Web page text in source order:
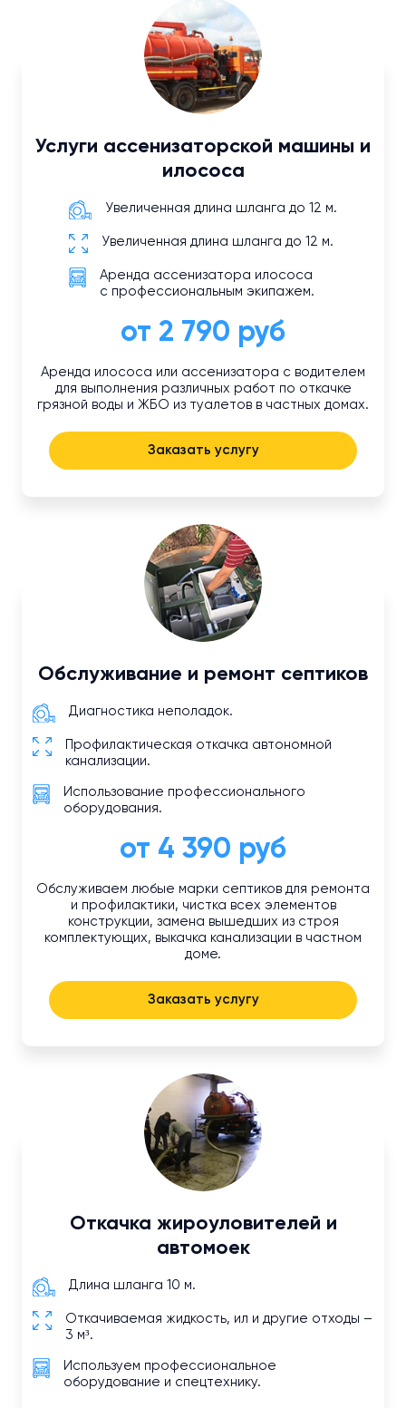
Услуги ассенизаторской машины и
илососа
Увеличенная длина шланга до 12 м.
Увеличенная длина шланга до 12 м.
Аренда ассенизатора илососа
с профессиональным экипажем.
от 2 790 руб
Аренда илососа или ассенизатора с водителем
для выполнения различных работ по откачке
грязной воды и ЖБО из туалетов в частных домах.
Заказать услугу
Обслуживание и ремонт септиков
Диагностика неполадок.
Профилактическая откачка автономной
канализации.
Использование профессионального
оборудования.
от 4 390 руб
Обслуживаем любые марки септиков для ремонта
и профилактики, чистка всех элементов
конструкции, замена вышедших из строя
комплектующих, выкачка канализации в частном
доме.
Заказать услугу
Откачка жироуловителей и
автомоек
Длина шланга 10 м.
Откачиваемая жидкость, ил и другие отходы –
3 м³.
Используем профессиональное
оборудование и спецтехнику.